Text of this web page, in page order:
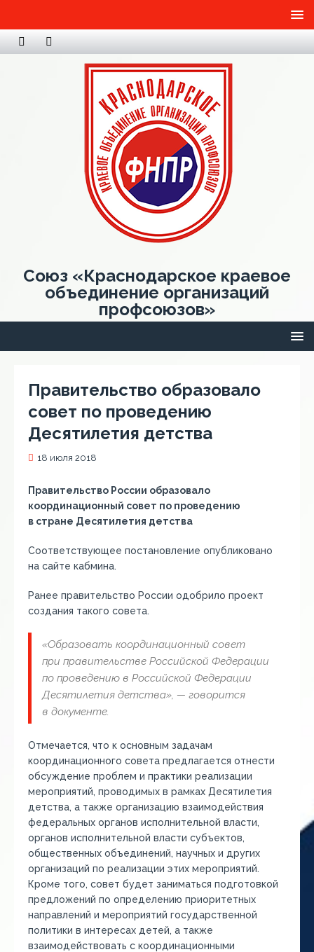
Союз «Краснодарское краевое
объединение организаций
профсоюзов»
Правительство образовало
совет по проведению
Десятилетия детства
18 июля 2018
Правительство России образовало
координационный совет по проведению
в стране Десятилетия детства
Соответствующее постановление опубликовано
на сайте кабмина.
Ранее правительство России одобрило проект
создания такого совета.
«Образовать координационный совет
при правительстве Российской Федерации
по проведению в Российской Федерации
Десятилетия детства», — говорится
в документе.
Отмечается, что к основным задачам
координационного совета предлагается отнести
обсуждение проблем и практики реализации
мероприятий, проводимых в рамках Десятилетия
детства, а также организацию взаимодействия
федеральных органов исполнительной власти,
органов исполнительной власти субъектов,
общественных объединений, научных и других
организаций по реализации этих мероприятий.
Кроме того, совет будет заниматься подготовкой
предложений по определению приоритетных
направлений и мероприятий государственной
политики в интересах детей, а также
взаимодействовать с координационными